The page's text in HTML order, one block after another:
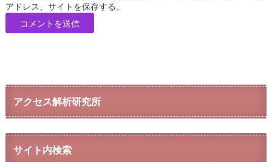
アドレス、サイトを保存する。
アクセス解析研究所
サイト内検索